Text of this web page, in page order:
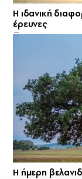
Η ιδανική
έρευνες
Η ήμερη